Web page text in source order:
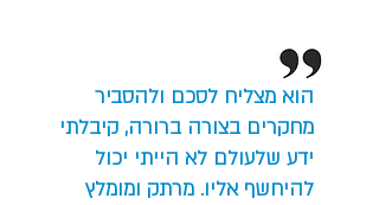
הוא מצליח לסכם ולהסביר
מחקרים בצורה ברורה, קיבלתי
ידע שלעולם לא הייתי יכול
להיחשף אליו. מרתק ומומלץ